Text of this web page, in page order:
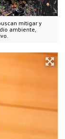
mitigar y
ambiente,